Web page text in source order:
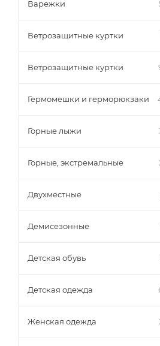
Варежки
Ветрозащитные куртки
Ветрозащитные куртки
Гермомешки и герморюкзаки
Горные лыжи
Горные, экстремальные
Двухместные
Демисезонные
Детская обувь
Детская одежда
Женская одежда